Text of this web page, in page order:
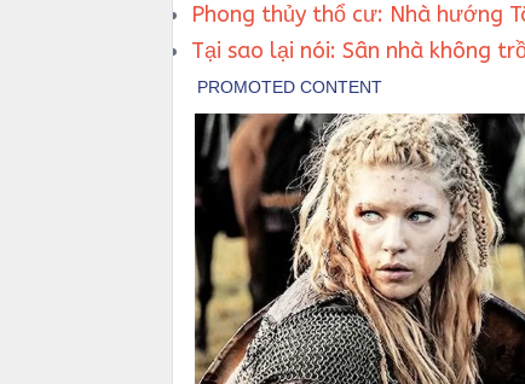
Phong thủy thổ cư: Nhà hướng
Tại sao lại nói: Sân nhà không